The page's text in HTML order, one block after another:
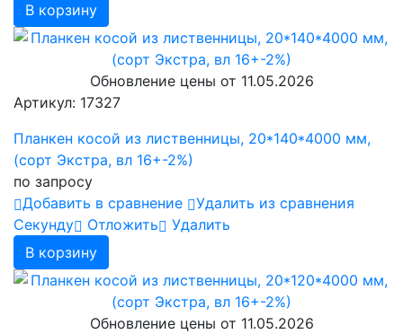
В корзину
Обновление цены от 11.05.2026
Артикул: 17327
Планкен косой из лиственницы, 20*140*4000 мм,
(сорт Экстра, вл 16+-2%)
по запросу
Добавить в сравнение
Удалить из сравнения
Cекунду
Отложить
Удалить
В корзину
Обновление цены от 11.05.2026